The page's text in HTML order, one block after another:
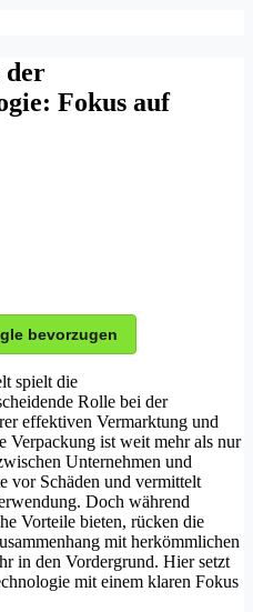
der
Fokus auf
bevorzugen
spielt die
Rolle bei der
effektiven Vermarktung und
Verpackung ist weit mehr als nur
Unternehmen und
vor Schäden und vermittelt
Doch während
Vorteile bieten, rücken die
mit herkömmlichen
in den Vordergrund. Hier setzt
mit einem klaren Fokus